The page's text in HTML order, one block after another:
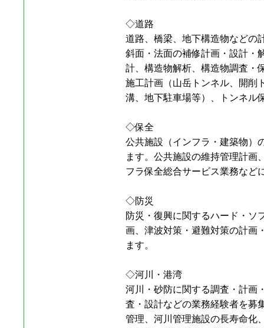
◇道路
道路、橋梁、地下構造物などの
斜面・法面の補修計画・設計・
計、構造物解析、構造物調査・
施工計画（山岳トンネル、開削
溝、地下駐車場等）、トンネル
◇保全
公共施設（インフラ・建築物）
ます。公共施設の維持管理計画
フラ保全総合サービス業務など
◇防災
防災・復興に関するハード・ソ
画、津波対策・避難対策の計画
ます。
◇河川・港湾
河川・砂防に関する調査・計画
査・設計などの業務経験者を募
管理、河川管理施設の長寿命化